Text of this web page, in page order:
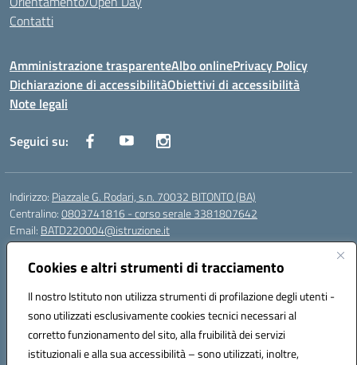
Cookies e altri strumenti di tracciamento
Il nostro Istituto non utilizza strumenti di profilazione degli utenti -
sono utilizzati esclusivamente cookies tecnici necessari al
corretto funzionamento del sito, alla fruibilità dei servizi
istituzionali e alla sua accessibilità – sono utilizzati, inoltre,
Contatti
Amministrazione trasparenteAlbo onlinePrivacy Policy
Dichiarazione di accessibilitàObiettivi di accessibilità
Note legali
Seguici su:
Indirizzo: Piazzale G. Rodari, s.n. 70032 BITONTO (BA)
Centralino:0803741816 - corso serale 3381807642
Email: BATD220004@istruzione.it
Posta elettronica certificata (PEC):batd220004@pec.istruzione.it
Codice fiscale: 93062840728
Codice meccanografico:BATD220004
Codice Indice delle Pubbliche Amministrazioni (IPA): itcvg
Codice unico di fatturazione (CUF): UFIJVU
la scuola è raggiungibile anche al numero: ☎️ 3520316918